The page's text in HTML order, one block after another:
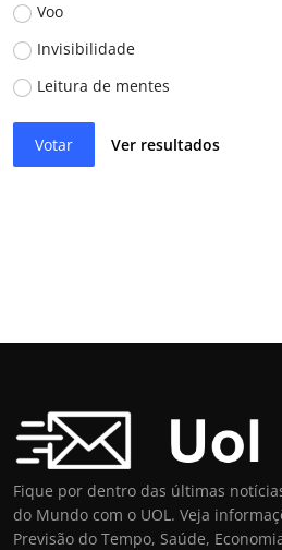
Voo
Invisibilidade
Leitura de mentes
Votar Ver resultados
Fique por dentro das últimas
do Mundo com o UOL. Veja
Previsão do Tempo, Saúde,